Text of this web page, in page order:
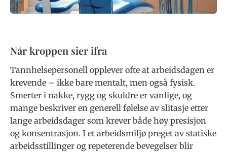
Når kroppen sier ifra
Tannhelsepersonell opplever ofte at arbeidsdagen er
krevende – ikke bare mentalt, men også fysisk.
Smerter i nakke, rygg og skuldre er vanlige, og
mange beskriver en generell følelse av slitasje etter
lange arbeidsdager som krever både høy presisjon
og konsentrasjon. I et arbeidsmiljø preget av statiske
arbeidsstillinger og repeterende bevegelser blir